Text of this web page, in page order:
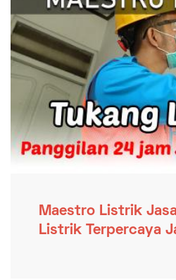
Maestro Listrik
Listrik Terpercaya